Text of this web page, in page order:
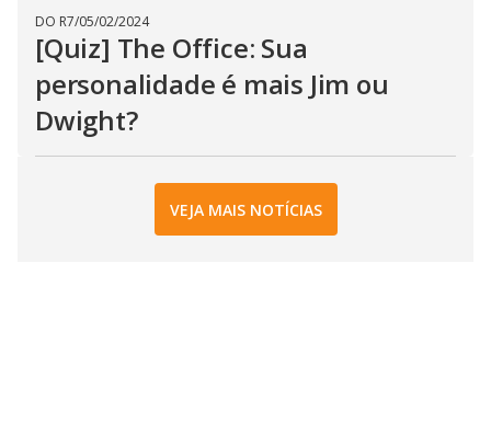
DO R7/05/02/2024
[Quiz] The Office: Sua
personalidade é mais Jim ou
Dwight?
VEJA MAIS NOTÍCIAS